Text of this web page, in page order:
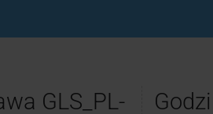
GLS_PL-